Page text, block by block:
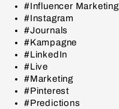
#Influencer Marketing
#Instagram
#Journals
#Kampagne
#LinkedIn
#Live
#Marketing
#Pinterest
#Predictions